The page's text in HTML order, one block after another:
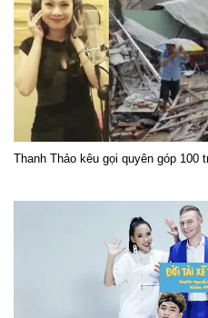
Thanh Thảo kêu gọi quyên góp 100